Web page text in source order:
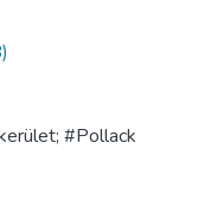
#Pollack